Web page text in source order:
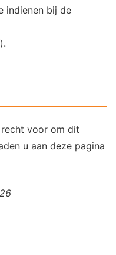
indienen bij de
voor om dit
u aan deze pagina